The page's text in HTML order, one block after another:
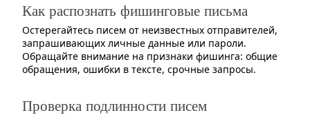
Как распознать фишинговые письма
Остерегайтесь писем от неизвестных отправителей,
запрашивающих личные данные или пароли.
Обращайте внимание на признаки фишинга: общие
обращения, ошибки в тексте, срочные запросы.
Проверка подлинности писем